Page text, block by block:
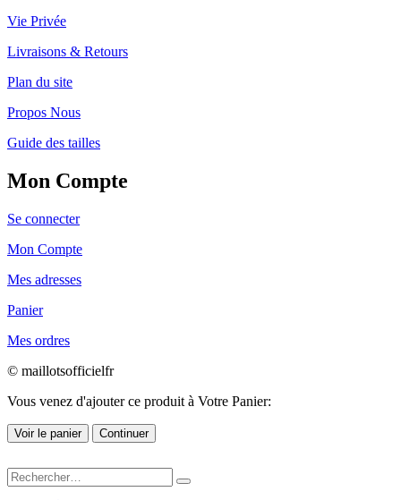
Vie Privée
Livraisons & Retours
Plan du site
Propos Nous
Guide des tailles
Mon Compte
Se connecter
Mon Compte
Mes adresses
Panier
Mes ordres
© maillotsofficielfr
Vous venez d'ajouter ce produit à Votre Panier:
Voir le panier Continuer